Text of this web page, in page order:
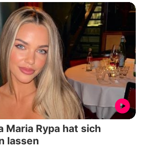
Maria Rypa hat sich
lassen